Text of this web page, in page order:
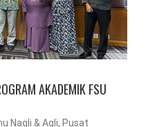
AKADEMIK FSU
Naqli & Aqli, Pusat